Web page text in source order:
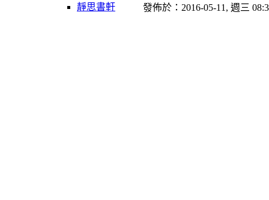
靜思書軒
發佈於：2016-05-11, 週三